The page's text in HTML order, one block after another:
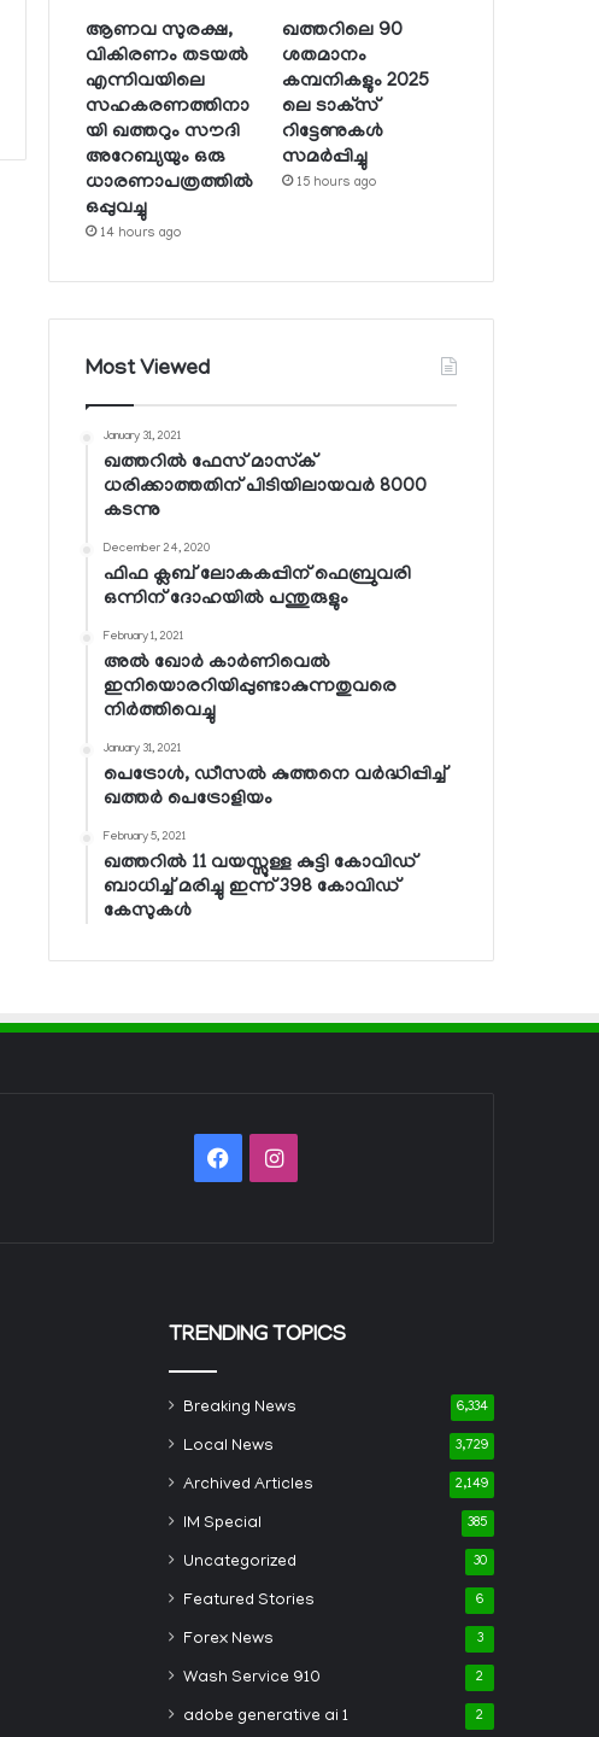
ആണവ സുരക്ഷ,
വികിരണം തടയല്‍
എന്നിവയിലെ
സഹകരണത്തിനാ
യി ഖത്തറും സൗദി
അറേബ്യയും ഒരു
ധാരണാപത്രത്തില്‍
ഒപ്പുവച്ചു
14 hours ago
ഖത്തറിലെ 90
ശതമാനം
കമ്പനികളും 2025
ലെ ടാക്‌സ്
റിട്ടേണുകള്‍
സമര്‍പ്പിച്ചു
15 hours ago
Most Viewed
January 31, 2021
ഖത്തറില്‍ ഫേസ് മാസ്‌ക്
ധരിക്കാത്തതിന് പിടിയിലായവര്‍ 8000
കടന്നു
December 24, 2020
ഫിഫ ക്ലബ് ലോകകപ്പിന് ഫെബ്രുവരി
ഒന്നിന് ദോഹയില്‍ പന്തുരുളും
February 1, 2021
അല്‍ ഖോര്‍ കാര്‍ണിവെല്‍
ഇനിയൊരറിയിപ്പുണ്ടാകുന്നതുവരെ
നിര്‍ത്തിവെച്ചു
January 31, 2021
പെട്രോള്‍, ഡീസല്‍ കുത്തനെ വര്‍ദ്ധിപ്പിച്ച്
ഖത്തര്‍ പെട്രോളിയം
February 5, 2021
ഖത്തറില്‍ 11 വയസ്സുള്ള കുട്ടി കോവിഡ്
ബാധിച്ച് മരിച്ചു ഇന്ന് 398 കോവിഡ്
കേസുകള്‍
FacebookInstagram
TRENDING TOPICS
Breaking News 6,334
Local News 3,729
Archived Articles 2,149
IM Special 385
Uncategorized 30
Featured Stories 6
Forex News 3
Wash Service 910 2
adobe generative ai 1 2